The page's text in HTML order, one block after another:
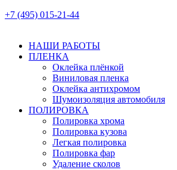
+7 (495) 015-21-44
НАШИ РАБОТЫ
ПЛЕНКА
Оклейка плёнкой
Виниловая пленка
Оклейка антихромом
Шумоизоляция автомобиля
ПОЛИРОВКА
Полировка хрома
Полировка кузова
Легкая полировка
Полировка фар
Удаление сколов